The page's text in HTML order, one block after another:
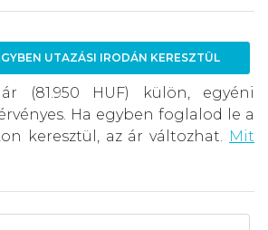
UTAZÁSI IRODÁN KERESZTÜL
(81.950 HUF) külön, egyéni
Ha egyben foglalod le a
keresztül, az ár változhat. Mit